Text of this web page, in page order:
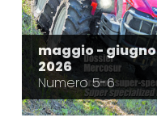
maggio - giugno
2026
Numero 5-6